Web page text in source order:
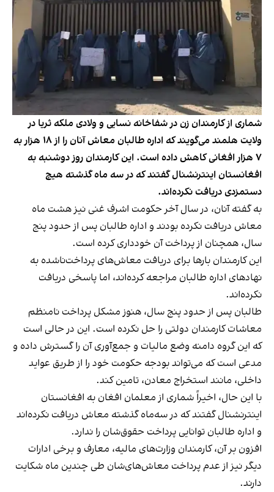
شماری از کارمندان زن در شفاخانه نسایی و ولادی ملکه ثریا در
ولایت هلمند می‌گویند که اداره طالبان معاش آنان را از ۱۸ هزار به
۷ هزار افغانی کاهش داده است. این کارمندان روز دوشنبه به
افغانستان اینترنشنال گفتند که در سه ماه گذشته هیچ
دستمزدی دریافت نکرده‌اند.
به گفته آنان، در سال آخر حکومت اشرف غنی نیز هشت ماه
معاش دریافت نکرده بودند و اداره طالبان پس از حدود پنج
سال، همچنان از پرداخت آن خودداری کرده است.
این کارمندان بارها برای دریافت معاش‌های پرداخت‌ناشده به
نهادهای اداره طالبان مراجعه کرده‌اند، اما پاسخی دریافت
نکرده‌اند.
طالبان پس از حدود پنج سال، هنوز مشکل پرداخت نامنظم
معاشات کارمندان دولتی را حل نکرده‌ است. این در حالی است
که این گروه دامنه وضع مالیات و جمع‌آوری آن را گسترش داده‌ و
مدعی است که می‌تواند بودجه حکومت خود را از طریق عواید
داخلی، مانند استخراج معادن، تامین کند.
با این حال، اخیراً شماری از معلمان افغان به افغانستان
اینترنشنال گفتند که در سه‌ماه گذشته معاش دریافت نکرده‌اند
و اداره طالبان توانایی پرداخت حقوق‌شان را ندارد.
افزون بر آن، کارمندان وزارت‌های مالیه، معارف و برخی ادارات
دیگر نیز از عدم پرداخت معاش‌های‌شان طی چندین ماه شکایت
دارند.